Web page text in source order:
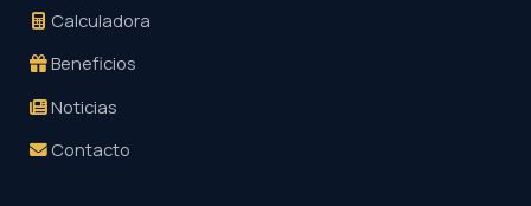
Calculadora
Beneficios
Noticias
Contacto